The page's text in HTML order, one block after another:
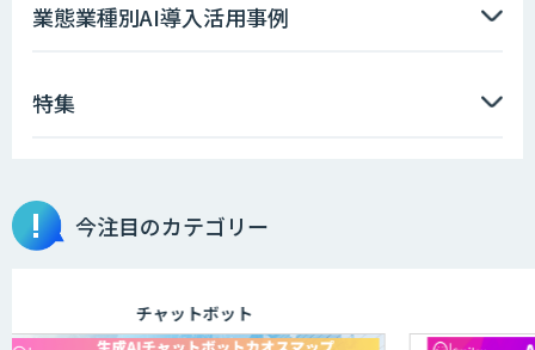
業態業種別AI導入活用事例
特集
今注目のカテゴリー
チャットボット